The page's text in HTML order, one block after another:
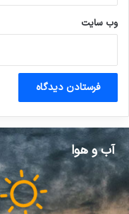
وب‌ سایت
آب و هوا